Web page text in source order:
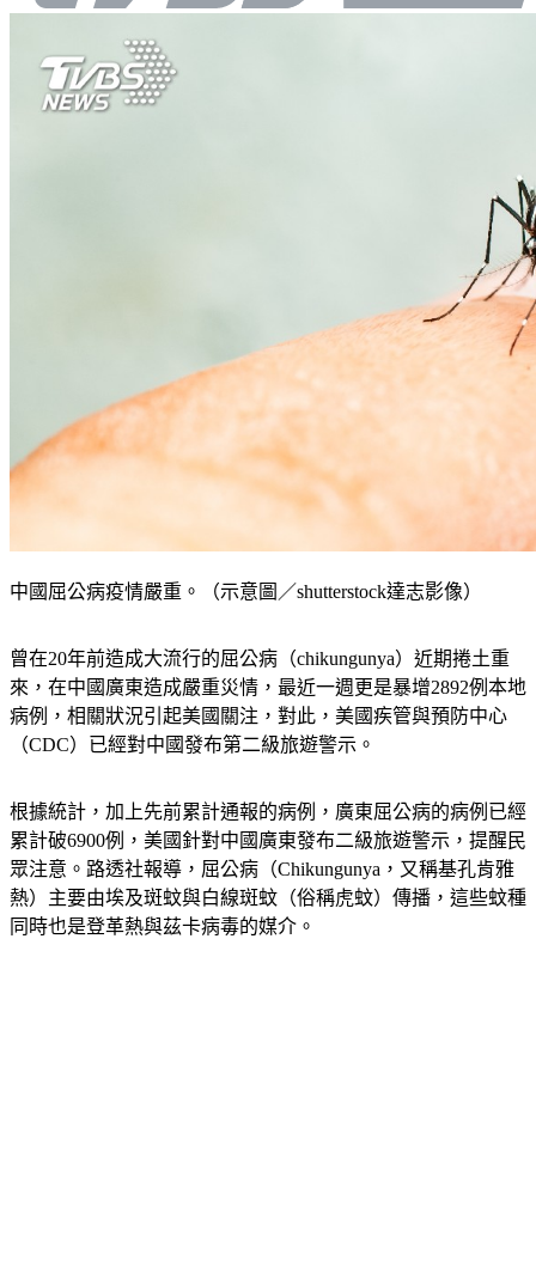
中國屈公病疫情嚴重。（示意圖／shutterstock達志影像）
曾在20年前造成大流行的屈公病（chikungunya）近期捲土重
來，在中國廣東造成嚴重災情，最近一週更是暴增2892例本地
病例，相關狀況引起美國關注，對此，美國疾管與預防中心
（CDC）已經對中國發布第二級旅遊警示。
根據統計，加上先前累計通報的病例，廣東屈公病的病例已經
累計破6900例，美國針對中國廣東發布二級旅遊警示，提醒民
眾注意。路透社報導，屈公病（Chikungunya，又稱基孔肯雅
熱）主要由埃及斑蚊與白線斑蚊（俗稱虎蚊）傳播，這些蚊種
同時也是登革熱與茲卡病毒的媒介。